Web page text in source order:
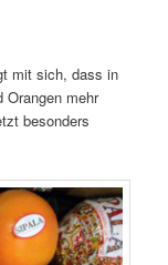
mit sich, dass in
Orangen mehr
besonders